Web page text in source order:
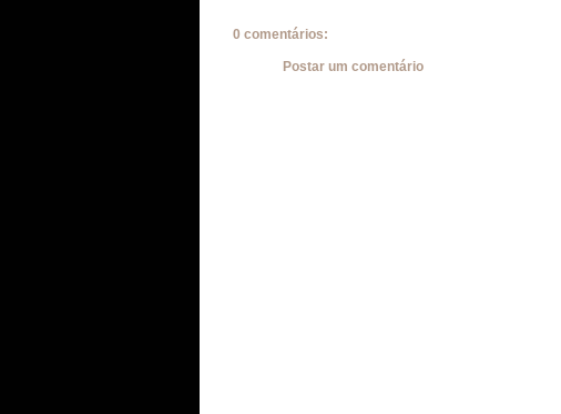
0 comentários:
Postar um comentário